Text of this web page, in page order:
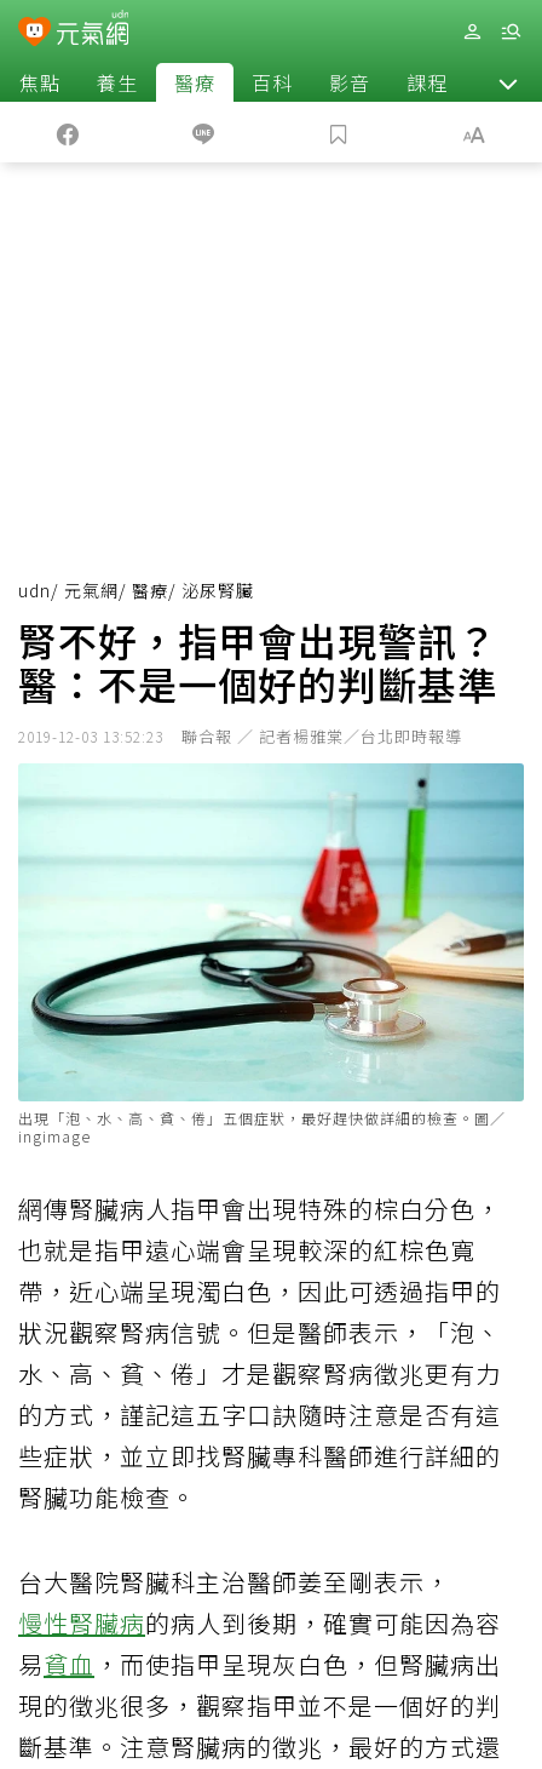
焦點 養生 醫療 百科 影音 課程 退休
udn/ 元氣網/ 醫療/ 泌尿腎臟
腎不好，指甲會出現警訊？
醫：不是一個好的判斷基準
2019-12-03 13:52:23 聯合報 ／ 記者楊雅棠／台北即時報導
出現「泡、水、高、貧、倦」五個症狀，最好趕快做詳細的檢查。圖／
ingimage
網傳腎臟病人指甲會出現特殊的棕白分色，
也就是指甲遠心端會呈現較深的紅棕色寬
帶，近心端呈現濁白色，因此可透過指甲的
狀況觀察腎病信號。但是醫師表示，「泡、
水、高、貧、倦」才是觀察腎病徵兆更有力
的方式，謹記這五字口訣隨時注意是否有這
些症狀，並立即找腎臟專科醫師進行詳細的
腎臟功能檢查。
台大醫院腎臟科主治醫師姜至剛表示，
慢性腎臟病的病人到後期，確實可能因為容
易貧血 ，而使指甲呈現灰白色，但腎臟病出
現的徵兆很多，觀察指甲並不是一個好的判
斷基準。注意腎臟病的徵兆，最好的方式還